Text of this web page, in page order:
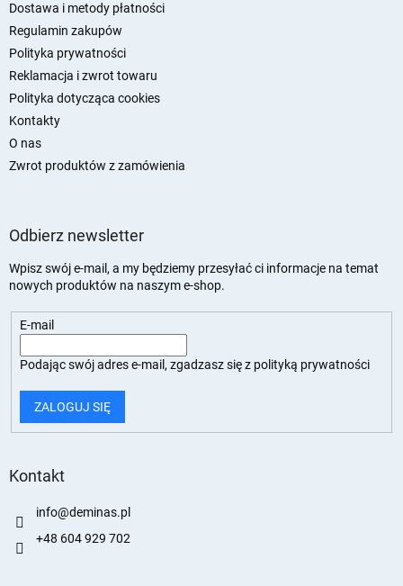
Dostawa i metody płatności
Regulamin zakupów
Polityka prywatności
Reklamacja i zwrot towaru
Polityka dotycząca cookies
Kontakty
O nas
Zwrot produktów z zamówienia
Odbierz newsletter
Wpisz swój e-mail, a my będziemy przesyłać ci informacje na temat
nowych produktów na naszym e-shop.
E-mail
Podając swój adres e-mail, zgadzasz się z polityką prywatności
ZALOGUJ SIĘ
Kontakt
info@deminas.pl
+48 604 929 702